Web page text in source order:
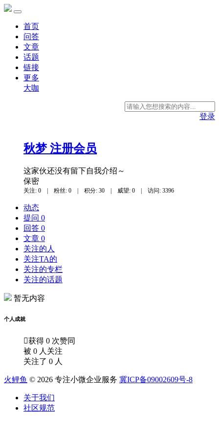
首页
问答
文章
话题
链接
更多
大咖
登录
秋梦注册会员
这家伙还没有留下自我介绍～
保密
关注: 0 粉丝: 0 积分: 30 威望: 0 访问: 3396
动态
提问 0
回答 0
文章 0
关注的人
关注TA的
关注的专栏
关注的话题
暂无内容
个人成就
获得 0 次赞同
被 0 人关注
关注了 0 人
火鲤鱼 © 2026 专注小微企业服务 冀ICP备09002609号-8
关于我们
社区规范